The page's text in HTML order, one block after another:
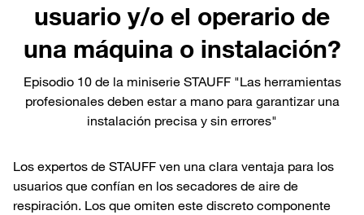
usuario y/o el operario de
una máquina o instalación?
Episodio 10 de la miniserie STAUFF "Las herramientas
profesionales deben estar a mano para garantizar una
instalación precisa y sin errores"
Los expertos de STAUFF ven una clara ventaja para los
usuarios que confían en los secadores de aire de
respiración. Los que omiten este discreto componente